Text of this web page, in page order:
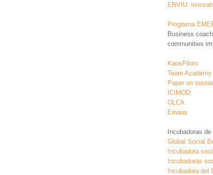
ENVIU:
Programa
Business
communities
KaosPilots
Team Academy
Paper on
ICIMOD
OLCA
Emaus
Incubadoras
Global Social
Incubadora
Incubadoras
Incubadora del